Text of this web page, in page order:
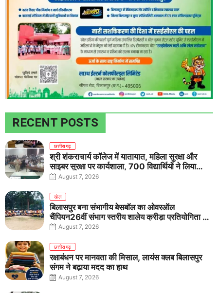
RECENT POSTS
छत्तीसगढ़
श्री शंकराचार्य कॉलेज में यातायात, महिला सुरक्षा और
साइबर सुरक्षा पर कार्यशाला, 700 विद्यार्थियों ने लिया
जागरूकता का संकल्प
August 7, 2026
खेल
बिलासपुर बना संभागीय बेसबॉल का ओवरऑल
चैंपियन26वीं संभाग स्तरीय शालेय क्रीड़ा प्रतियोगिता में
तीनों आयु वर्गों में शानदार प्रदर्शन
August 7, 2026
छत्तीसगढ़
रक्षाबंधन पर मानवता की मिसाल, लायंस क्लब बिलासपुर
संगम ने बढ़ाया मदद का हाथ
August 7, 2026